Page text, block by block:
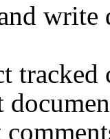
write
tracked